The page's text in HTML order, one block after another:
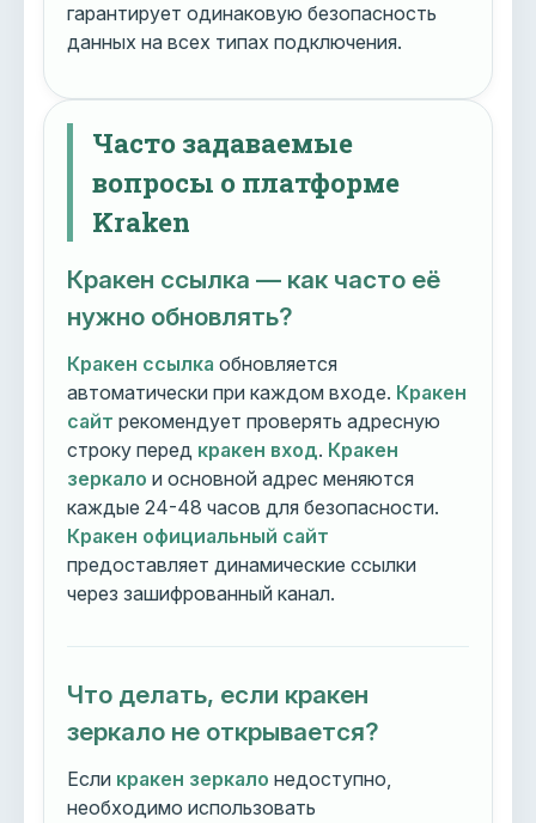
гарантирует одинаковую безопасность
данных на всех типах подключения.
Часто задаваемые
вопросы о платформе
Kraken
Кракен ссылка — как часто её
нужно обновлять?
Кракен ссылка обновляется
автоматически при каждом входе. Кракен
сайт рекомендует проверять адресную
строку перед кракен вход. Кракен
зеркало и основной адрес меняются
каждые 24-48 часов для безопасности.
Кракен официальный сайт
предоставляет динамические ссылки
через зашифрованный канал.
Что делать, если кракен
зеркало не открывается?
Если кракен зеркало недоступно,
необходимо использовать